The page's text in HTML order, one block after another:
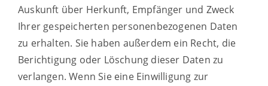
Auskunft über Herkunft, Empfänger und Zweck
Ihrer gespeicherten personenbezogenen Daten
zu erhalten. Sie haben außerdem ein Recht, die
Berichtigung oder Löschung dieser Daten zu
verlangen. Wenn Sie eine Einwilligung zur